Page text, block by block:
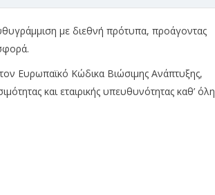
με διεθνή πρότυπα, προάγοντας
Ευρωπαϊκό Κώδικα Βιώσιμης Ανάπτυξης,
και εταιρικής υπευθυνότητας καθ’ όλη